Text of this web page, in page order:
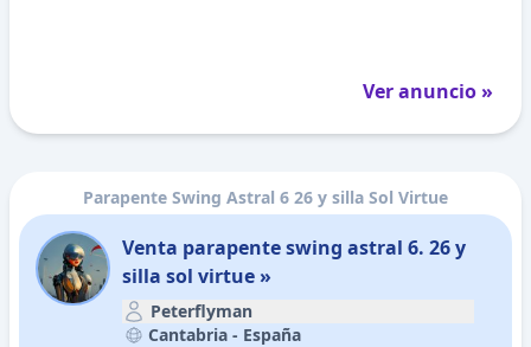
Ver anuncio »
Parapente Swing Astral 6 26 y silla Sol Virtue
Venta parapente swing astral 6. 26 y
silla sol virtue »
Peterflyman
Cantabria - España